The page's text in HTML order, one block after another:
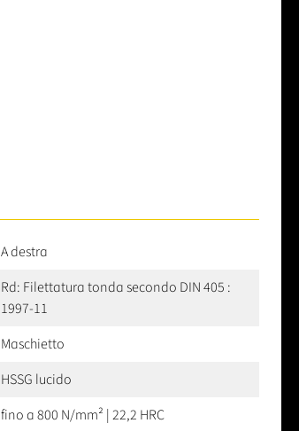
A destra
Rd: Filettatura tonda secondo DIN 405 :
1997-11
Maschietto
HSSG lucido
fino a 800 N/mm² | 22,2 HRC